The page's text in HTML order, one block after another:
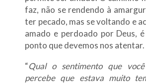
faz, não se rendendo à
ter pecado, mas se voltando e
amado e perdoado por Deus,
ponto que devemos nos atentar.
“Qual o sentimento que
percebe que estava muito